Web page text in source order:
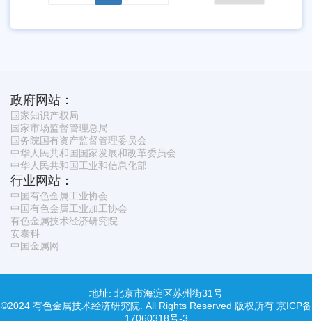
政府网站：
国家知识产权局
国家市场监督管理总局
国务院国有资产监督管理委员会
中华人民共和国国家发展和改革委员会
中华人民共和国工业和信息化部
行业网站：
中国有色金属工业协会
中国有色金属工业加工协会
有色金属技术经济研究院
安泰科
中国金属网
地址: 北京市海淀区苏州街31号
©2024 有色金属技术经济研究院. All Rights Reserved 版权所有 京ICP备
17060318号-3